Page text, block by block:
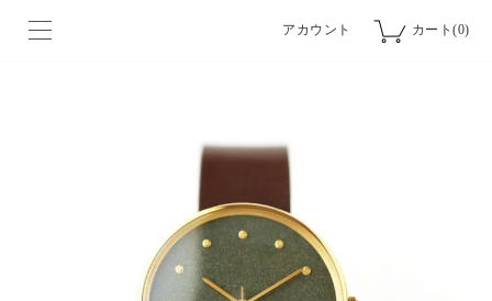
アカウント カート(0)